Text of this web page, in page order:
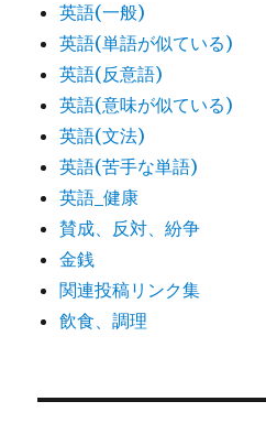
英語(一般)
英語(単語が似ている)
英語(反意語)
英語(意味が似ている)
英語(文法)
英語(苦手な単語)
英語_健康
賛成、反対、紛争
金銭
関連投稿リンク集
飲食、調理